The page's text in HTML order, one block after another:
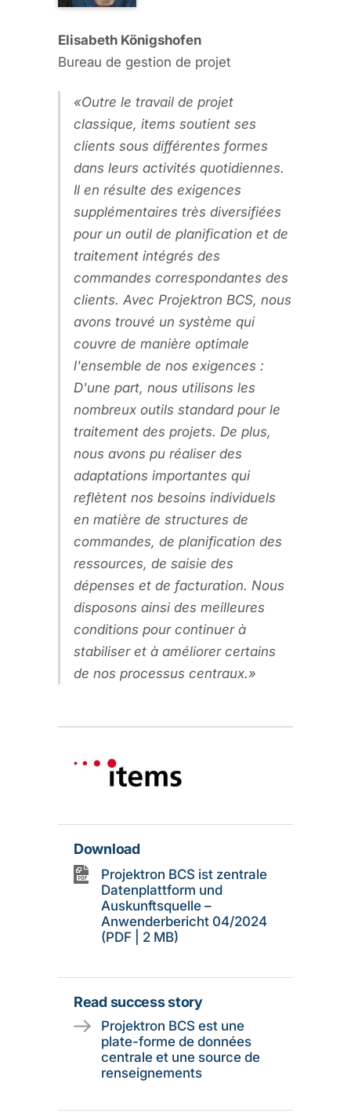
Elisabeth Königshofen
Bureau de gestion de projet
Outre le travail de projet
classique, items soutient ses
clients sous différentes formes
dans leurs activités quotidiennes.
Il en résulte des exigences
supplémentaires très diversifiées
pour un outil de planification et de
traitement intégrés des
commandes correspondantes des
clients. Avec Projektron BCS, nous
avons trouvé un système qui
couvre de manière optimale
l'ensemble de nos exigences :
D'une part, nous utilisons les
nombreux outils standard pour le
traitement des projets. De plus,
nous avons pu réaliser des
adaptations importantes qui
reflètent nos besoins individuels
en matière de structures de
commandes, de planification des
ressources, de saisie des
dépenses et de facturation. Nous
disposons ainsi des meilleures
conditions pour continuer à
stabiliser et à améliorer certains
de nos processus centraux.
Download
Projektron BCS ist zentrale
Datenplattform und
Auskunftsquelle –
Anwenderbericht 04/2024
(PDF | 2 MB)
Read success story
Projektron BCS est une
plate-forme de données
centrale et une source de
renseignements